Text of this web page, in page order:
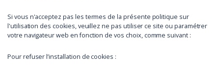
Si vous n'acceptez pas les termes de la présente politique sur
l'utilisation des cookies, veuillez ne pas utiliser ce site ou paramétrer
votre navigateur web en fonction de vos choix, comme suivant :
Pour refuser l’installation de cookies :